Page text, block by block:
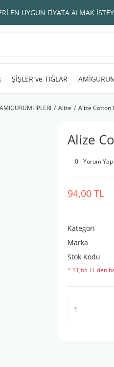
EN UYGUN FİYATA ALMAK
ŞİŞLER ve TIĞLAR
AMİGURUMİ İPLERİ Alize Alize Cotton
Alize
0 - Yorum Yap
94,00 TL
Kategori
Marka
Stok Kodu
* 11,65 TL den